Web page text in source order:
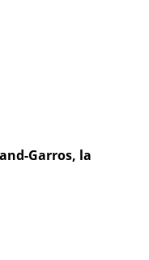
Garros, la